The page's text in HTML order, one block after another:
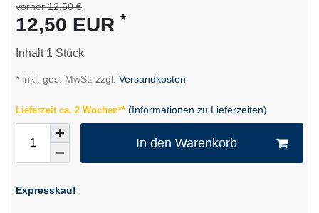
vorher 12,50 €
12,50 EUR *
Inhalt 1 Stück
* inkl. ges. MwSt. zzgl. Versandkosten
Lieferzeit ca. 2 Wochen** (Informationen zu Lieferzeiten)
In den Warenkorb
Expresskauf